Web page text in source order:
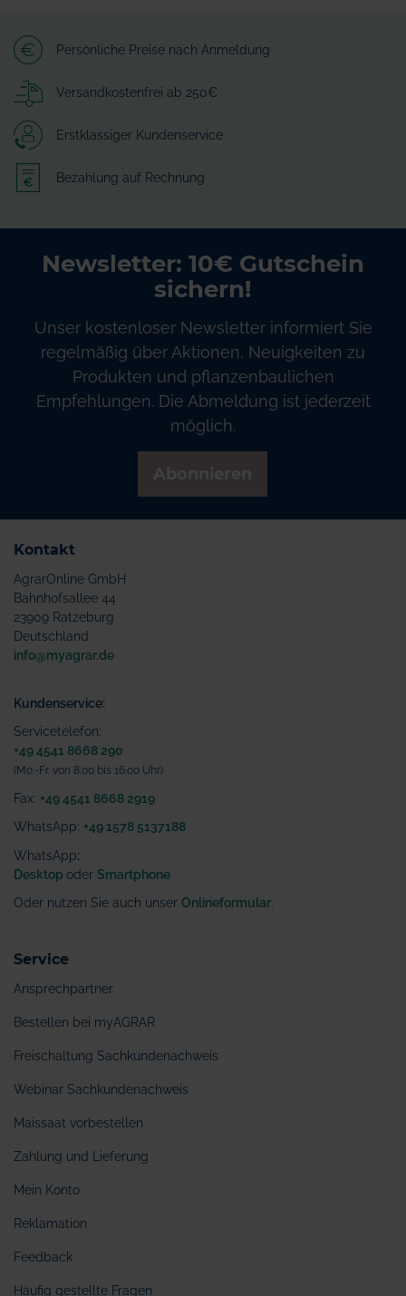
Persönliche Preise nach Anmeldung
Versandkostenfrei ab 250€
Erstklassiger Kundenservice
Bezahlung auf Rechnung
Newsletter: 10€ Gutschein
sichern!
Unser kostenloser Newsletter informiert Sie
regelmäßig über Aktionen, Neuigkeiten zu
Produkten und pflanzenbaulichen
Empfehlungen. Die Abmeldung ist jederzeit
möglich.
Kontakt
AgrarOnline GmbH
Bahnhofsallee 44
23909 Ratzeburg
Deutschland
info@myagrar.de
Kundenservice:
Servicetelefon:
+49 4541 8668 290
(Mo.-Fr. von 8.00 bis 16.00 Uhr)
Fax: +49 4541 8668 2919
WhatsApp: +49 1578 5137188
WhatsApp:
Desktop oder Smartphone
Oder nutzen Sie auch unser Onlineformular
Service
Ansprechpartner
Bestellen bei myAGRAR
Freischaltung Sachkundenachweis
Webinar Sachkundenachweis
Maissaat vorbestellen
Zahlung und Lieferung
Mein Konto
Reklamation
Feedback
Häufig gestellte Fragen